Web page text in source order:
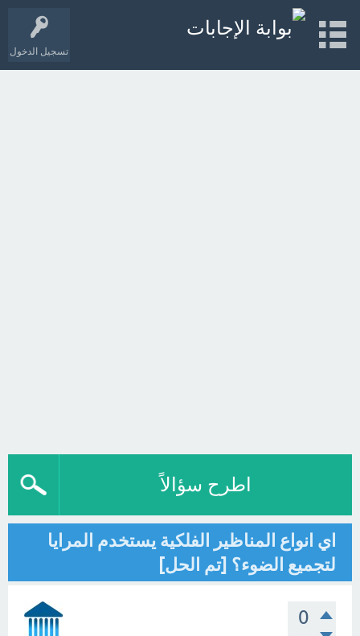
تسجيل الدخول
اطرح سؤالاً
اي انواع المناظير الفلكية يستخدم المرايا
لتجميع الضوء؟ [تم الحل]
0